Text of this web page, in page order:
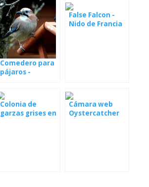
Comedero para
pájaros -
False Falcon -
Nido de Francia
Colonia de
garzas grises en
Cámara web
Oystercatcher